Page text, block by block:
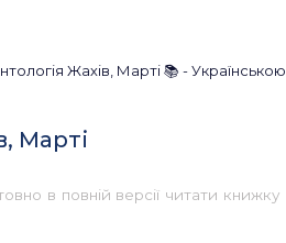
Жахів, Марті 📚 - Українською
Марті
в повній версії читати книжку